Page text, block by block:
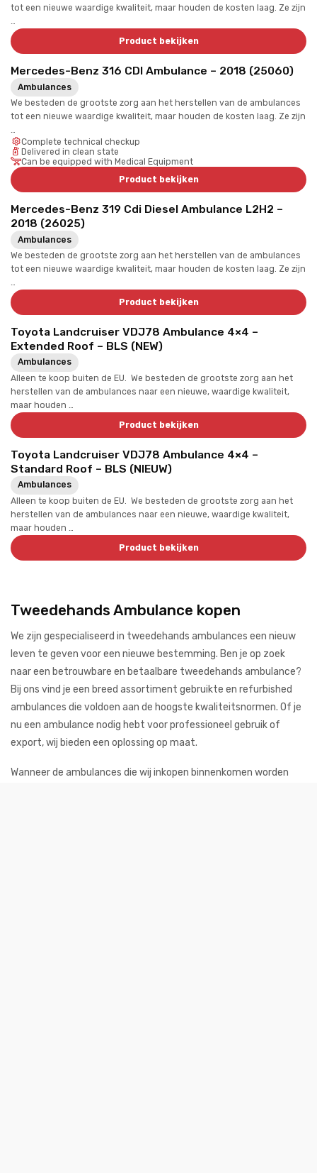
tot een nieuwe waardige kwaliteit, maar houden de kosten laag. Ze zijn
…
Product bekijken
Mercedes-Benz 316 CDI Ambulance – 2018 (25060)
Ambulances
We besteden de grootste zorg aan het herstellen van de ambulances
tot een nieuwe waardige kwaliteit, maar houden de kosten laag. Ze zijn
…
Complete technical checkup
Delivered in clean state
Can be equipped with Medical Equipment
Product bekijken
Mercedes-Benz 319 Cdi Diesel Ambulance L2H2 –
2018 (26025)
Ambulances
We besteden de grootste zorg aan het herstellen van de ambulances
tot een nieuwe waardige kwaliteit, maar houden de kosten laag. Ze zijn
Product bekijken
Toyota Landcruiser VDJ78 Ambulance 4×4 –
Extended Roof – BLS (NEW)
Ambulances
Alleen te koop buiten de EU. We besteden de grootste zorg aan het
herstellen van de ambulances naar een nieuwe, waardige kwaliteit,
maar houden …
Product bekijken
Toyota Landcruiser VDJ78 Ambulance 4×4 –
Standard Roof – BLS (NIEUW)
Ambulances
Alleen te koop buiten de EU. We besteden de grootste zorg aan het
herstellen van de ambulances naar een nieuwe, waardige kwaliteit,
maar houden …
Product bekijken
Tweedehands Ambulance kopen
We zijn gespecialiseerd in tweedehands ambulances een nieuw
leven te geven voor een nieuwe bestemming. Ben je op zoek
naar een betrouwbare en betaalbare tweedehands ambulance?
Bij ons vind je een breed assortiment gebruikte en refurbished
ambulances die voldoen aan de hoogste kwaliteitsnormen. Of je
nu een ambulance nodig hebt voor professioneel gebruik of
export, wij bieden een oplossing op maat.
Wanneer de ambulances die wij inkopen binnenkomen worden